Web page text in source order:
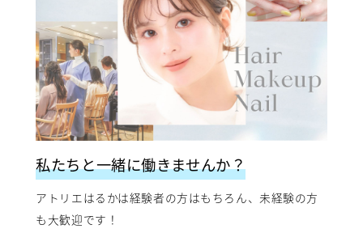
私たちと一緒に働きませんか？
アトリエはるかは経験者の方はもちろん、未経験の方
も大歓迎です！